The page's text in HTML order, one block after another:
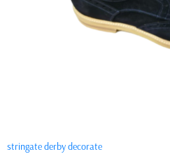
stringate derby decorate